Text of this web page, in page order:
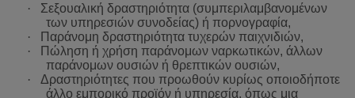
·
Σεξουαλική δραστηριότητα (συμπεριλαμβανομένων
των υπηρεσιών συνοδείας) ή πορνογραφία,
·
Παράνομη δραστηριότητα τυχερών παιχνιδιών,
·
Πώληση ή χρήση παράνομων ναρκωτικών, άλλων
παράνομων ουσιών ή θρεπτικών ουσιών,
·
Δραστηριότητες που προωθούν κυρίως οποιοδήποτε
άλλο εμπορικό προϊόν ή υπηρεσία, όπως μια